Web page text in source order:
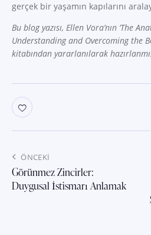
gerçek bir yaşamın kapılarını
Bu blog yazısı, Ellen Vora’nın ‘The
Understanding and Overcoming the
kitabından yararlanılarak
Yazı
gezinmesi
ÖNCEKI
Görünmez Zincirler:
Duygusal İstismarı Anlamak